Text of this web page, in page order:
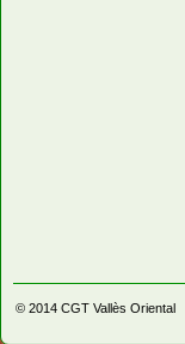
© 2014 CGT Vallès Oriental